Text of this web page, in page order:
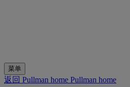
菜单
返回 Pullman home Pullman home